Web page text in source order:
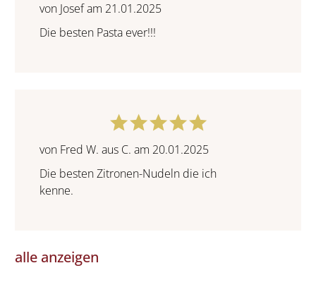
von Josef am 21.01.2025
Die besten Pasta ever!!!
von Fred W. aus C. am 20.01.2025
Die besten Zitronen-Nudeln die ich
kenne.
alle anzeigen